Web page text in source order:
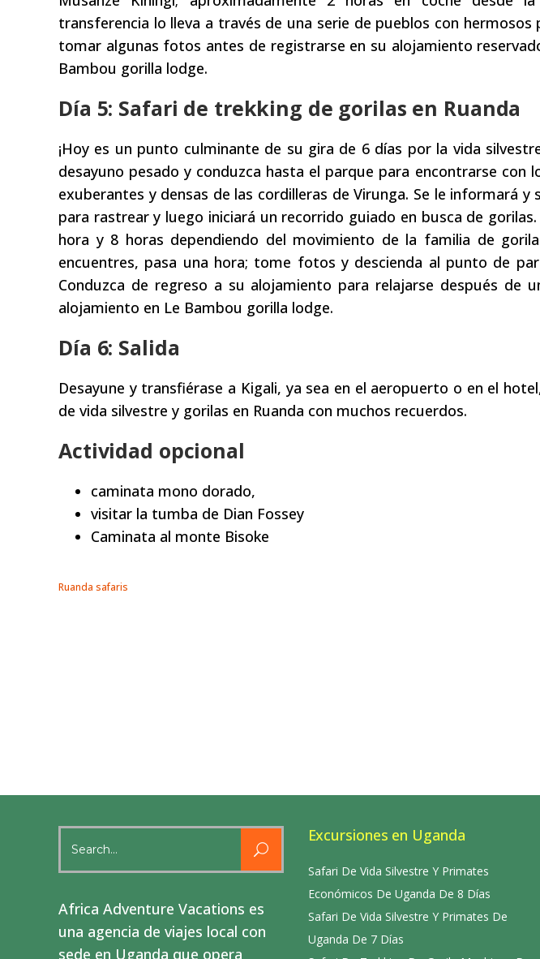
transferencia lo lleva a través de una serie de pueblos con hermosos
tomar algunas fotos antes de registrarse en su alojamiento
Bambou gorilla lodge.
Día 5: Safari de trekking de gorilas en Ruanda
¡Hoy es un punto culminante de su gira de 6 días por la vida
desayuno pesado y conduzca hasta el parque para encontrarse con
exuberantes y densas de las cordilleras de Virunga. Se le informará y
para rastrear y luego iniciará un recorrido guiado en busca de gorilas.
hora y 8 horas dependiendo del movimiento de la familia de
encuentres, pasa una hora; tome fotos y descienda al punto de
Conduzca de regreso a su alojamiento para relajarse después de
alojamiento en Le Bambou gorilla lodge.
Día 6: Salida
Desayune y transfiérase a Kigali, ya sea en el aeropuerto o en el
de vida silvestre y gorilas en Ruanda con muchos recuerdos.
Actividad opcional
caminata mono dorado,
visitar la tumba de Dian Fossey
Caminata al monte Bisoke
Ruanda safaris
for:
Africa Adventure Vacations es
una agencia de viajes local con
sede en Uganda que opera
Excursiones en Uganda
Safari De Vida Silvestre Y Primates
Económicos De Uganda De 8 Días
Safari De Vida Silvestre Y Primates De
Uganda De 7 Días